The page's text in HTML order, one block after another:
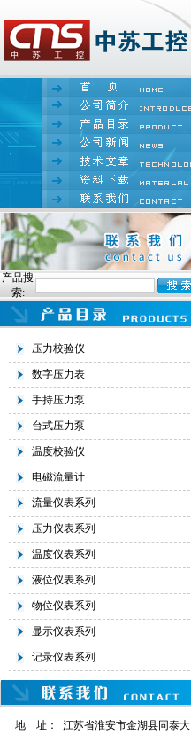
产品搜
索:
压力校验仪
数字压力表
手持压力泵
台式压力泵
温度校验仪
电磁流量计
流量仪表系列
压力仪表系列
温度仪表系列
液位仪表系列
物位仪表系列
显示仪表系列
记录仪表系列
地 址：
江苏省淮安市金湖县同泰大